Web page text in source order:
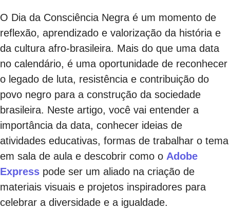
O Dia da Consciência Negra é um momento de
reflexão, aprendizado e valorização da história e
da cultura afro-brasileira. Mais do que uma data
no calendário, é uma oportunidade de reconhecer
o legado de luta, resistência e contribuição do
povo negro para a construção da sociedade
brasileira. Neste artigo, você vai entender a
importância da data, conhecer ideias de
atividades educativas, formas de trabalhar o tema
em sala de aula e descobrir como o Adobe
Express pode ser um aliado na criação de
materiais visuais e projetos inspiradores para
celebrar a diversidade e a igualdade.